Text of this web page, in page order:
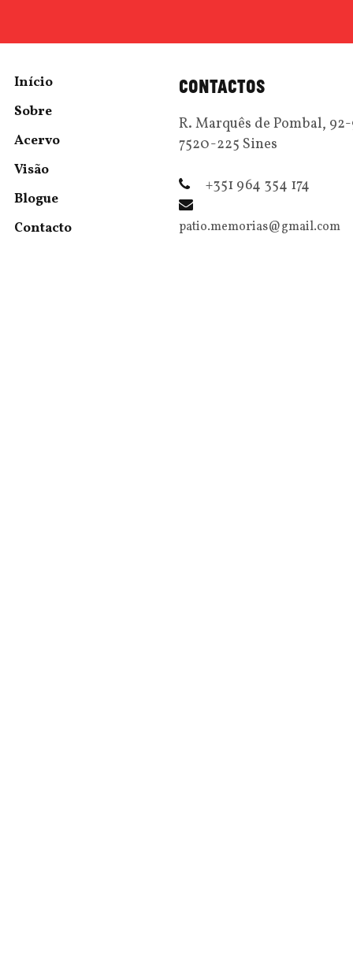
Início
Sobre
Acervo
Visão
Blogue
Contacto
CONTACTOS
R. Marquês de Pombal,
7520-225 Sines
+351 964 354 174
patio.memorias@gmail.com